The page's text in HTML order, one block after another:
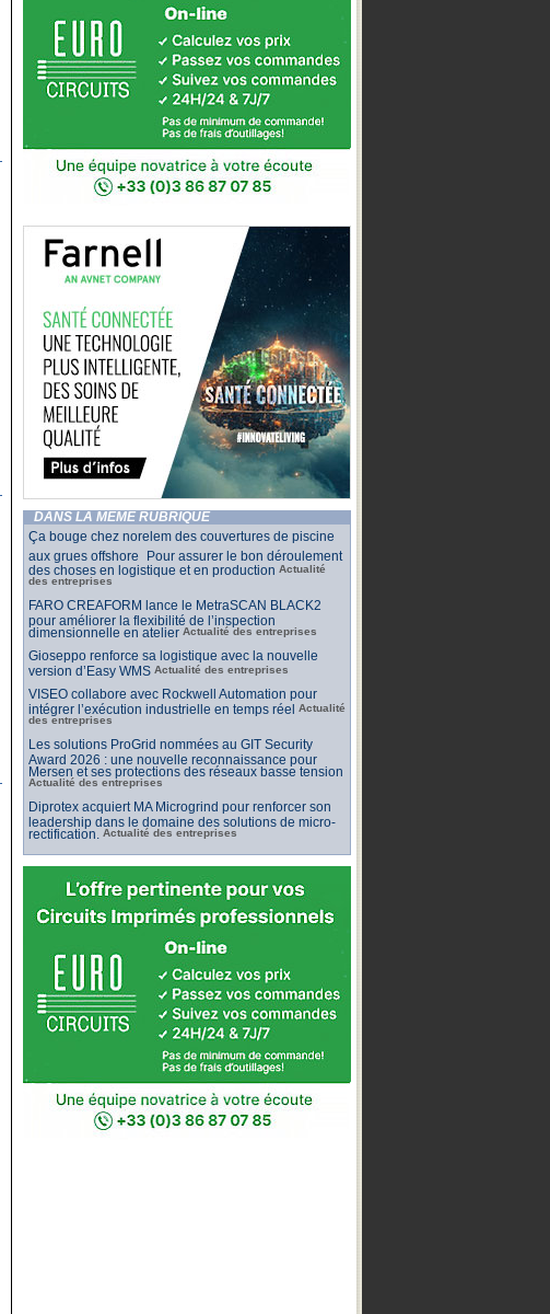
DANS LA MÊME RUBRIQUE
Ça bouge chez norelem des couvertures de piscine
aux grues offshore Pour assurer le bon déroulement
des choses en logistique et en production Actualité
des entreprises
FARO CREAFORM lance le MetraSCAN BLACK2
pour améliorer la flexibilité de l’inspection
dimensionnelle en atelier Actualité des entreprises
Gioseppo renforce sa logistique avec la nouvelle
version d’Easy WMS Actualité des entreprises
VISEO collabore avec Rockwell Automation pour
intégrer l’exécution industrielle en temps réel Actualité
des entreprises
Les solutions ProGrid nommées au GIT Security
Award 2026 : une nouvelle reconnaissance pour
Mersen et ses protections des réseaux basse tension
Actualité des entreprises
Diprotex acquiert MA Microgrind pour renforcer son
leadership dans le domaine des solutions de micro-
rectification.
Actualité des entreprises